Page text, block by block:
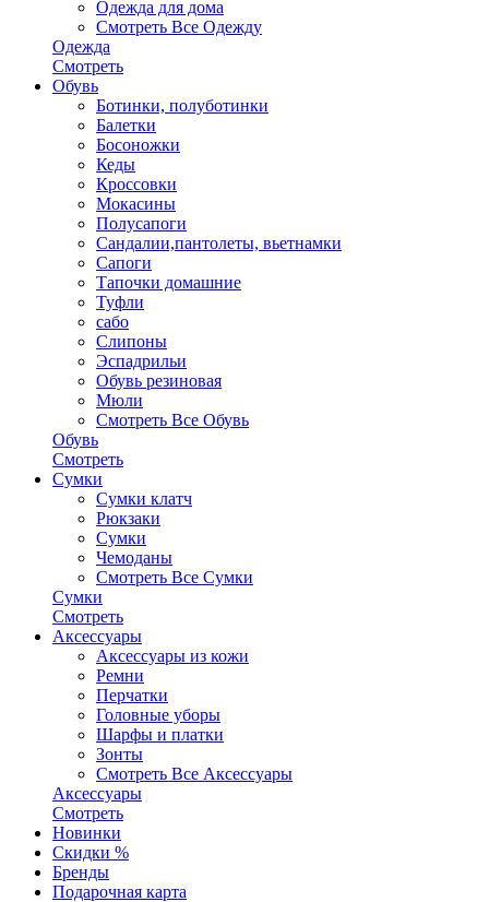
Одежда для дома
Смотреть Все Одежду
Одежда
Смотреть
Обувь
Ботинки, полуботинки
Балетки
Босоножки
Кеды
Кроссовки
Мокасины
Полусапоги
Сандалии,пантолеты, вьетнамки
Сапоги
Тапочки домашние
Туфли
сабо
Слипоны
Эспадрильи
Обувь резиновая
Мюли
Смотреть Все Обувь
Обувь
Смотреть
Сумки
Сумки клатч
Рюкзаки
Сумки
Чемоданы
Смотреть Все Сумки
Сумки
Смотреть
Аксессуары
Аксессуары из кожи
Ремни
Перчатки
Головные уборы
Шарфы и платки
Зонты
Смотреть Все Аксессуары
Аксессуары
Смотреть
Новинки
Скидки %
Бренды
Подарочная карта